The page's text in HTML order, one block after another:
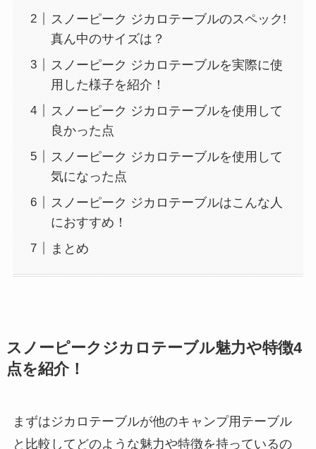
スノーピーク ジカロテーブルのスペック!
真ん中のサイズは？
スノーピーク ジカロテーブルを実際に使
用した様子を紹介！
スノーピーク ジカロテーブルを使用して
良かった点
スノーピーク ジカロテーブルを使用して
気になった点
スノーピーク ジカロテーブルはこんな人
におすすめ！
まとめ
スノーピークジカロテーブル魅力や特徴4
点を紹介！
まずはジカロテーブルが他のキャンプ用テーブル
と比較してどのような魅力や特徴を持っているの